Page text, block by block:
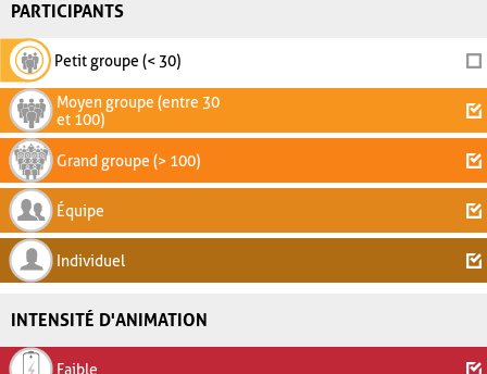
PARTICIPANTS
Petit groupe (< 30)
Moyen groupe (entre 30
et 100)
Grand groupe (> 100)
Équipe
Individuel
INTENSITÉ D'ANIMATION
Faible